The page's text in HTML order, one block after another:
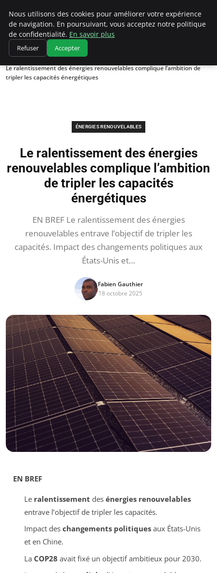
Climatedebtagents
Accueil
Énergies Renouvelables
Le ralentissement des énergies renouvelables complique l’ambition de
tripler les capacités énergétiques
ÉNERGIES RENOUVELABLES
Le ralentissement des énergies
renouvelables complique l’ambition
de tripler les capacités
énergétiques
EN BREF Le ralentissement des énergies
renouvelables entrave l’objectif de tripler les
capacités. Impact des changements politiques aux
États-Unis et…
Fabien Gauthier
18 octobre 2025
EN BREF
Le ralentissement des énergies renouvelables
entrave l’objectif de tripler les capacités.
Impact des changements politiquesaux États-Unis
et en Chine.
La COP28 avait fixé un objectif ambitieux pour 2030.
Nous utilisons des cookies pour améliorer votre expérience
de navigation. En poursuivant, vous acceptez notre politique
de confidentialité. En savoir plus
Refuser Accepter